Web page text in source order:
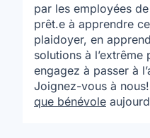
par les employées
prêt.e à apprendre
plaidoyer, en
solutions à
engagez à passer à
Joignez-vous à nous!
que bénévole